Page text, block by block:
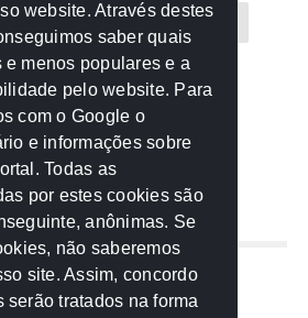
MPC-MT MPE-MT
PF PGE-MT PGR
Sem categoria
TRE
website. Através destes
saber quais
menos populares e a
pelo website. Para
com o Google o
e informações sobre
Todas as
por estes cookies são
anônimas. Se
não saberemos
site. Assim, concordo
tratados na forma